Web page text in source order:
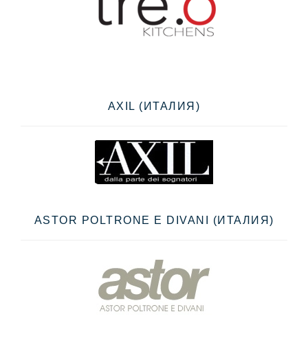
AXIL (ИТАЛИЯ)
ASTOR POLTRONE E DIVANI (ИТАЛИЯ)